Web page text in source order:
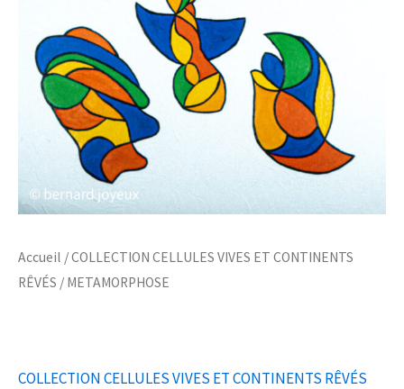
Accueil /COLLECTION CELLULES VIVES ET CONTINENTS
RÊVÉS / METAMORPHOSE
COLLECTION CELLULES VIVES ET CONTINENTS RÊVÉS